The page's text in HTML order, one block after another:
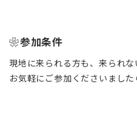
❀参加条件
現地に来られる方も、来られな
お気軽にご参加くださいました